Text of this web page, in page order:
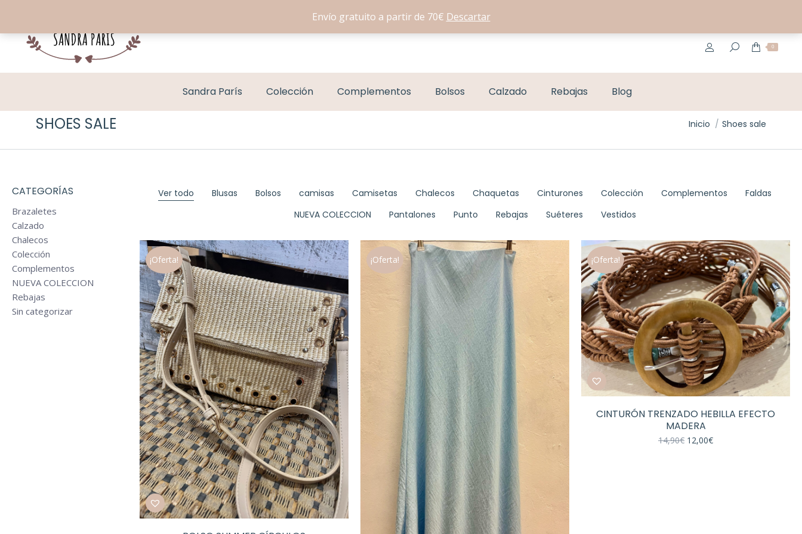
Envío gratuito a partir de 70€ Descartar
0
Sandra París Colección Complementos Bolsos Calzado Rebajas Blog
SHOES SALE Estás aquí:
Inicio Shoes sale
CATEGORÍAS
Brazaletes
Calzado
Chalecos
Colección
Complementos
NUEVA COLECCION
Rebajas
Sin categorizar
Ver todo Blusas Bolsos camisas Camisetas Chalecos Chaquetas Cinturones Colección Complementos
Faldas
NUEVA COLECCION
Pantalones Punto Rebajas Suéteres Vestidos
¡Oferta! ¡Oferta! ¡Oferta!
CINTURÓN TRENZADO HEBILLA EFECTO
MADERA
14,90€ El
12,00€El